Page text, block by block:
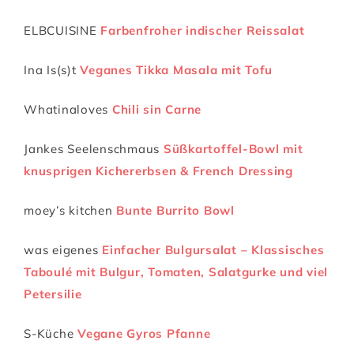
ELBCUISINE Farbenfroher indischer Reissalat
Ina Is(s)tVeganes Tikka Masala mit Tofu
Whatinaloves Chili sin Carne
Jankes Seelenschmaus Süßkartoffel-Bowl mit
knusprigen Kichererbsen & French Dressing
moey’s kitchen Bunte Burrito Bowl
was eigenes Einfacher Bulgursalat – Klassisches
Taboulé mit Bulgur, Tomaten, Salatgurke und viel
Petersilie
S-Küche Vegane Gyros Pfanne